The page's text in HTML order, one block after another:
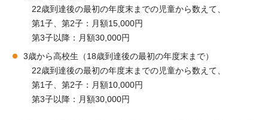
22歳到達後の最初の年度末までの児童から数えて、
第1子、第2子：月額15,000円
第3子以降：月額30,000円
3歳から高校生（18歳到達後の最初の年度末まで）
22歳到達後の最初の年度末までの児童から数えて、
第1子、第2子：月額10,000円
第3子以降：月額30,000円